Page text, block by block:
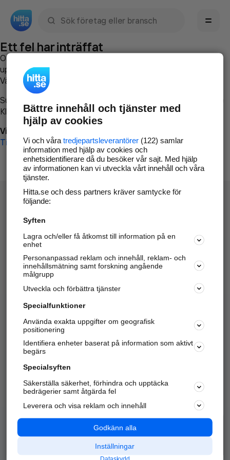
Ett fel har inträffat
Om du vill kan du
uppstod så att vi lättare och snabbare kan avhjälpa det.
Vänligen försök med följande:
Surfa till
Klicka påTillbaka-knappen i webbläsaren och försök igen
Vi beklagar besväret!
Till startsidan
Hitta.se - Gratis nummerupplysning.
Sök företag, personer och platser.
Hitta telefonnummer, adresser, företagsinfo mm.
Marknadsför företaget
Kom igång och annonsera mot
samarbetspartners nära dig.
Alla kategorier
Populära sökningar
API & Kartor
Annonsera
Integritet
Nödnummer
Bättre innehåll och tjänster med
hjälp av cookies
Vi och våra tredjepartsleverantörer(122) samlar
information med hjälp av cookies och
enhetsidentifierare då du besöker vår sajt. Med hjälp
av informationen kan vi utveckla vårt innehåll och våra
tjänster.
Hitta.se och dess partners kräver samtycke för
följande:
Syften
Lagra och/eller få åtkomst till information på en
enhet
Personanpassad reklam och innehåll, reklam- och
innehållsmätning samt forskning angående
målgrupp
Utveckla och förbättra tjänster
Specialfunktioner
Använda exakta uppgifter om geografisk
positionering
Identifiera enheter baserat på information som aktivt
begärs
Specialsyften
Säkerställa säkerhet, förhindra och upptäcka
bedrägerier samt åtgärda fel
Leverera och visa reklam och innehåll
Godkänn alla
Inställningar
Dataskydd